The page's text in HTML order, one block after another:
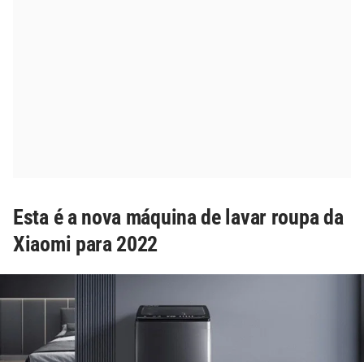
Esta é a nova máquina de lavar roupa da
Xiaomi para 2022